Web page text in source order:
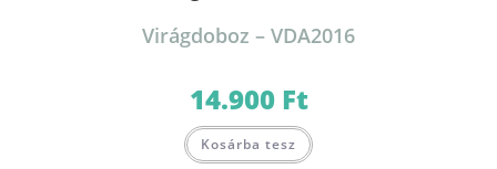
Virágdoboz – VDA2016
14.900 Ft
Kosárba tesz